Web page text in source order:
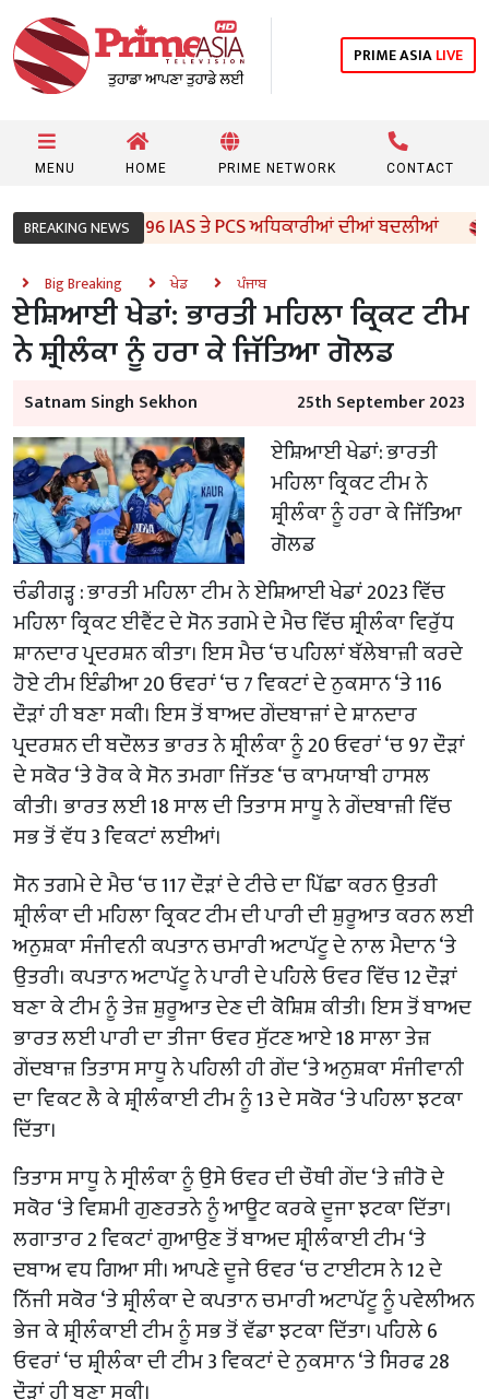
PRIME ASIALIVE
MENU HOME PRIME NETWORK CONTACT
BREAKING NEWS
ਸਰਕਾਰ ਵੱਲੋਂ 96 IAS ਤੇ PCS ਅਧਿਕਾਰੀਆਂ ਦੀਆਂ ਬਦਲੀਆਂ
Big Breaking ਖੇਡ ਪੰਜਾਬ
ਏਸ਼ਿਆਈ ਖੇਡਾਂ: ਭਾਰਤੀ ਮਹਿਲਾ ਕ੍ਰਿਕਟ ਟੀਮ
ਨੇ ਸ਼੍ਰੀਲੰਕਾ ਨੂੰ ਹਰਾ ਕੇ ਜਿੱਤਿਆ ਗੋਲਡ
Satnam Singh Sekhon 25th September 2023
ਏਸ਼ਿਆਈ ਖੇਡਾਂ: ਭਾਰਤੀ
ਮਹਿਲਾ ਕ੍ਰਿਕਟ ਟੀਮ ਨੇ
ਸ਼੍ਰੀਲੰਕਾ ਨੂੰ ਹਰਾ ਕੇ ਜਿੱਤਿਆ
ਗੋਲਡ
ਚੰਡੀਗੜ੍ਹ : ਭਾਰਤੀ ਮਹਿਲਾ ਟੀਮ ਨੇ ਏਸ਼ਿਆਈ ਖੇਡਾਂ 2023 ਵਿੱਚ
ਮਹਿਲਾ ਕ੍ਰਿਕਟ ਈਵੈਂਟ ਦੇ ਸੋਨ ਤਗਮੇ ਦੇ ਮੈਚ ਵਿੱਚ ਸ਼੍ਰੀਲੰਕਾ ਵਿਰੁੱਧ
ਸ਼ਾਨਦਾਰ ਪ੍ਰਦਰਸ਼ਨ ਕੀਤਾ। ਇਸ ਮੈਚ ‘ਚ ਪਹਿਲਾਂ ਬੱਲੇਬਾਜ਼ੀ ਕਰਦੇ
ਹੋਏ ਟੀਮ ਇੰਡੀਆ 20 ਓਵਰਾਂ ‘ਚ 7 ਵਿਕਟਾਂ ਦੇ ਨੁਕਸਾਨ ‘ਤੇ 116
ਦੌੜਾਂ ਹੀ ਬਣਾ ਸਕੀ। ਇਸ ਤੋਂ ਬਾਅਦ ਗੇਂਦਬਾਜ਼ਾਂ ਦੇ ਸ਼ਾਨਦਾਰ
ਪ੍ਰਦਰਸ਼ਨ ਦੀ ਬਦੌਲਤ ਭਾਰਤ ਨੇ ਸ਼੍ਰੀਲੰਕਾ ਨੂੰ 20 ਓਵਰਾਂ ‘ਚ 97 ਦੌੜਾਂ
ਦੇ ਸਕੋਰ ‘ਤੇ ਰੋਕ ਕੇ ਸੋਨ ਤਮਗਾ ਜਿੱਤਣ ‘ਚ ਕਾਮਯਾਬੀ ਹਾਸਲ
ਕੀਤੀ। ਭਾਰਤ ਲਈ 18 ਸਾਲ ਦੀ ਤਿਤਾਸ ਸਾਧੂ ਨੇ ਗੇਂਦਬਾਜ਼ੀ ਵਿੱਚ
ਸਭ ਤੋਂ ਵੱਧ 3 ਵਿਕਟਾਂ ਲਈਆਂ।
ਸੋਨ ਤਗਮੇ ਦੇ ਮੈਚ ‘ਚ 117 ਦੌੜਾਂ ਦੇ ਟੀਚੇ ਦਾ ਪਿੱਛਾ ਕਰਨ ਉਤਰੀ
ਸ਼੍ਰੀਲੰਕਾ ਦੀ ਮਹਿਲਾ ਕ੍ਰਿਕਟ ਟੀਮ ਦੀ ਪਾਰੀ ਦੀ ਸ਼ੁਰੂਆਤ ਕਰਨ ਲਈ
ਅਨੁਸ਼ਕਾ ਸੰਜੀਵਨੀ ਕਪਤਾਨ ਚਮਾਰੀ ਅਟਾਪੱਟੂ ਦੇ ਨਾਲ ਮੈਦਾਨ ‘ਤੇ
ਉਤਰੀ। ਕਪਤਾਨ ਅਟਾਪੱਟੂ ਨੇ ਪਾਰੀ ਦੇ ਪਹਿਲੇ ਓਵਰ ਵਿੱਚ 12 ਦੌੜਾਂ
ਬਣਾ ਕੇ ਟੀਮ ਨੂੰ ਤੇਜ਼ ਸ਼ੁਰੂਆਤ ਦੇਣ ਦੀ ਕੋਸ਼ਿਸ਼ ਕੀਤੀ। ਇਸ ਤੋਂ ਬਾਅਦ
ਭਾਰਤ ਲਈ ਪਾਰੀ ਦਾ ਤੀਜਾ ਓਵਰ ਸੁੱਟਣ ਆਏ 18 ਸਾਲਾ ਤੇਜ਼
ਗੇਂਦਬਾਜ਼ ਤਿਤਾਸ ਸਾਧੂ ਨੇ ਪਹਿਲੀ ਹੀ ਗੇਂਦ ‘ਤੇ ਅਨੁਸ਼ਕਾ ਸੰਜੀਵਾਨੀ
ਦਾ ਵਿਕਟ ਲੈ ਕੇ ਸ਼੍ਰੀਲੰਕਾਈ ਟੀਮ ਨੂੰ 13 ਦੇ ਸਕੋਰ ‘ਤੇ ਪਹਿਲਾ ਝਟਕਾ
ਦਿੱਤਾ।
ਤਿਤਾਸ ਸਾਧੂ ਨੇ ਸ੍ਰੀਲੰਕਾ ਨੂੰ ਉਸੇ ਓਵਰ ਦੀ ਚੌਥੀ ਗੇਂਦ ‘ਤੇ ਜ਼ੀਰੋ ਦੇ
ਸਕੋਰ ‘ਤੇ ਵਿਸ਼ਮੀ ਗੁਣਰਤਨੇ ਨੂੰ ਆਊਟ ਕਰਕੇ ਦੂਜਾ ਝਟਕਾ ਦਿੱਤਾ।
ਲਗਾਤਾਰ 2 ਵਿਕਟਾਂ ਗੁਆਉਣ ਤੋਂ ਬਾਅਦ ਸ਼੍ਰੀਲੰਕਾਈ ਟੀਮ ‘ਤੇ
ਦਬਾਅ ਵਧ ਗਿਆ ਸੀ। ਆਪਣੇ ਦੂਜੇ ਓਵਰ ‘ਚ ਟਾਈਟਸ ਨੇ 12 ਦੇ
ਨਿੱਜੀ ਸਕੋਰ ‘ਤੇ ਸ਼੍ਰੀਲੰਕਾ ਦੇ ਕਪਤਾਨ ਚਮਾਰੀ ਅਟਾਪੱਟੂ ਨੂੰ ਪਵੇਲੀਅਨ
ਭੇਜ ਕੇ ਸ਼੍ਰੀਲੰਕਾਈ ਟੀਮ ਨੂੰ ਸਭ ਤੋਂ ਵੱਡਾ ਝਟਕਾ ਦਿੱਤਾ। ਪਹਿਲੇ 6
ਓਵਰਾਂ ‘ਚ ਸ਼੍ਰੀਲੰਕਾ ਦੀ ਟੀਮ 3 ਵਿਕਟਾਂ ਦੇ ਨੁਕਸਾਨ ‘ਤੇ ਸਿਰਫ 28